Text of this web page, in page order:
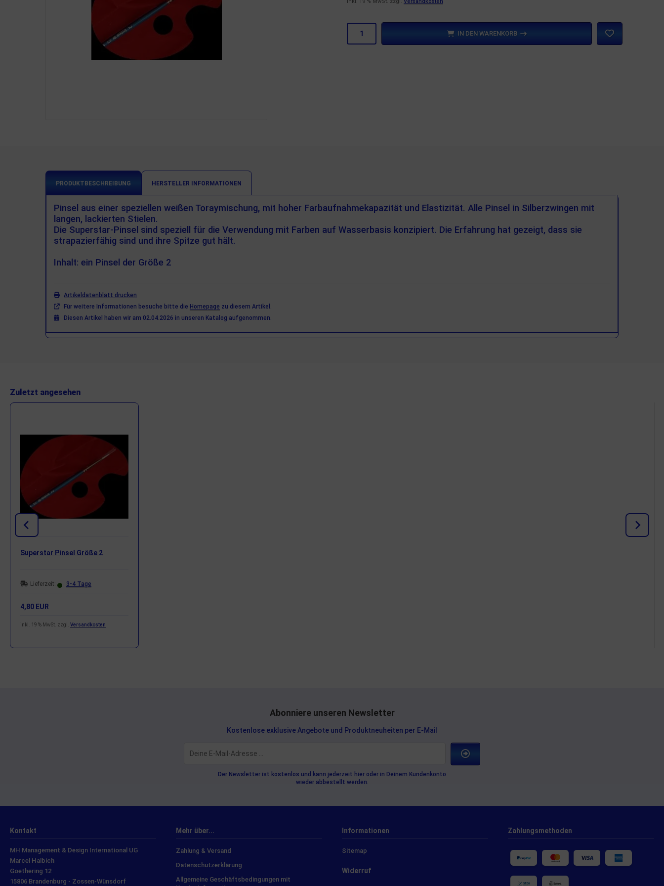
IN DEN WARENKORB
PRODUKTBESCHREIBUNG HERSTELLER INFORMATIONEN
Pinsel aus einer speziellen weißen Toraymischung, mit hoher Farbaufnahmekapazität und Elastizität. Alle Pinsel in Silberzwingen mit
langen, lackierten Stielen.
Die Superstar-Pinsel sind speziell für die Verwendung mit Farben auf Wasserbasis konzipiert. Die Erfahrung hat gezeigt, dass sie
strapazierfähig sind und ihre Spitze gut hält.
Inhalt: ein Pinsel der Größe 2
Artikeldatenblatt drucken
Für weitere Informationen besuche bitte die Homepage zu diesem Artikel.
Diesen Artikel haben wir am 02.04.2026 in unseren Katalog aufgenommen.
Zuletzt angesehen
Superstar Pinsel Größe 2
Lieferzeit: 3-4 Tage
4,80 EUR
inkl. 19 % MwSt. zzgl. Versandkosten
Abonniere unseren Newsletter
Kostenlose exklusive Angebote und Produktneuheiten per E-Mail
Der Newsletter ist kostenlos und kann jederzeit hier oder in Deinem Kundenkonto
wieder abbestellt werden.
Kontakt
MH Management & Design International UG
Marcel Halbich
Goethering 12
15806 Brandenburg - Zossen-Wünsdorf
Mehr über...
Zahlung & Versand
Datenschutzerklärung
Allgemeine Geschäftsbedingungen mit
Informationen
Sitemap
Widerruf
Zahlungsmethoden